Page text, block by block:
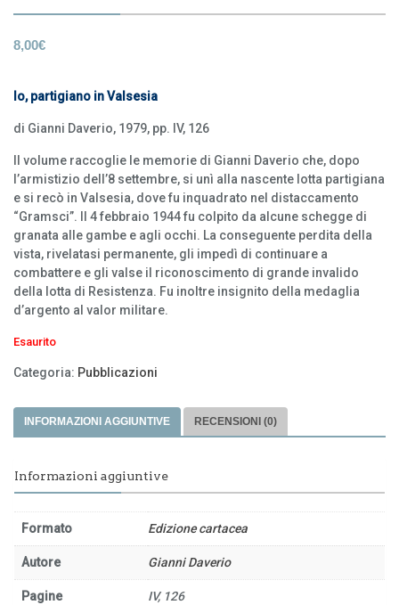
8,00€
Io, partigiano in Valsesia
di Gianni Daverio, 1979, pp. IV, 126
Il volume raccoglie le memorie di Gianni Daverio che, dopo
l’armistizio dell’8 settembre, si unì alla nascente lotta partigiana
e si recò in Valsesia, dove fu inquadrato nel distaccamento
“Gramsci”. Il 4 febbraio 1944 fu colpito da alcune schegge di
granata alle gambe e agli occhi. La conseguente perdita della
vista, rivelatasi permanente, gli impedì di continuare a
combattere e gli valse il riconoscimento di grande invalido
della lotta di Resistenza. Fu inoltre insignito della medaglia
d’argento al valor militare.
Esaurito
Categoria: Pubblicazioni
INFORMAZIONI AGGIUNTIVE RECENSIONI (0)
Informazioni aggiuntive
Formato Edizione cartacea
Autore Gianni Daverio
Pagine IV, 126